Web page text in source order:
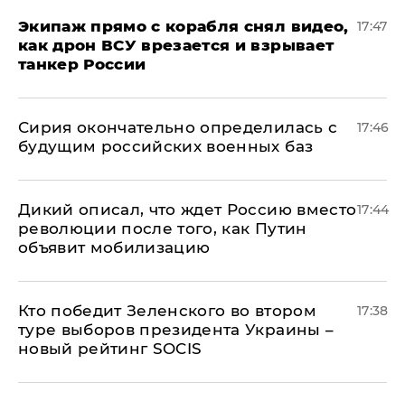
Экипаж прямо с корабля снял видео,
как дрон ВСУ врезается и взрывает
танкер России
17:47
Сирия окончательно определилась с
будущим российских военных баз
17:46
Дикий описал, что ждет Россию вместо
революции после того, как Путин
объявит мобилизацию
17:44
Кто победит Зеленского во втором
туре выборов президента Украины –
новый рейтинг SOCIS
17:38